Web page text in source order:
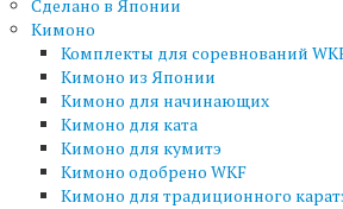
Сделано в Японии
Кимоно
Комплекты для соревнований
Кимоно из Японии
Кимоно для начинающих
Кимоно для ката
Кимоно для кумитэ
Кимоно одобрено WKF
Кимоно для традиционного